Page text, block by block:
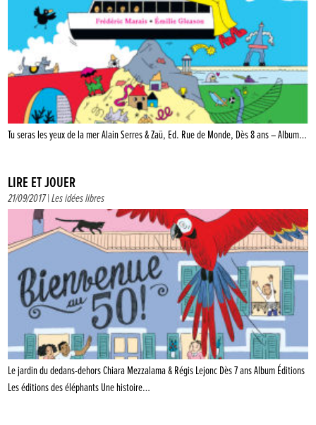
Tu seras les yeux de la mer Alain Serres & Zaü, Ed. Rue de Monde, Dès 8 ans – Album…
LIRE ET JOUER
21/09/2017 |Les idées libres
Le jardin du dedans-dehors Chiara Mezzalama & Régis Lejonc Dès 7 ans Album Éditions
Les éditions des éléphants Une histoire…